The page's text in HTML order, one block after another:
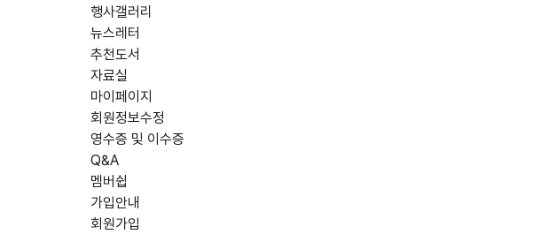
행사갤러리
뉴스레터
추천도서
자료실
마이페이지
회원정보수정
영수증 및 이수증
Q&A
멤버쉽
가입안내
회원가입